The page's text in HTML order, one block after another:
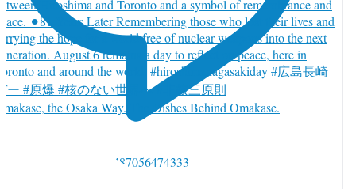
で返信 2085762487056474333
the Osaka Way. The Dishes Behind Omakase.